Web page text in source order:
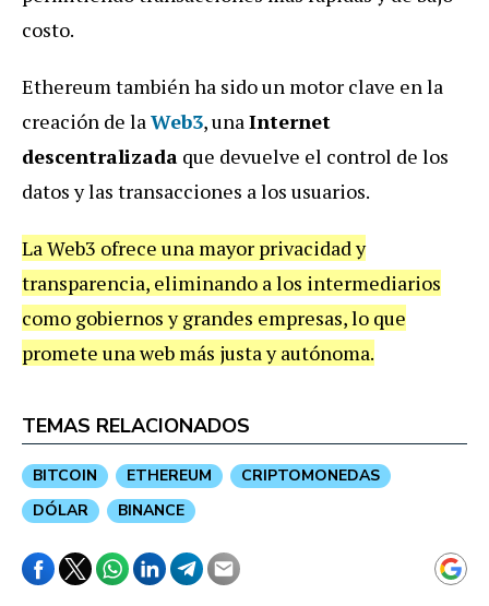
costo.
Ethereum también ha sido un motor clave en la
creación de laWeb3, unaInternet
descentralizada que devuelve el control de los
datos y las transacciones a los usuarios.
La Web3 ofrece una mayor privacidad y
transparencia, eliminando a los intermediarios
como gobiernos y grandes empresas, lo que
promete una web más justa y autónoma.
TEMAS RELACIONADOS
BITCOIN ETHEREUM
CRIPTOMONEDAS
DÓLAR
BINANCE